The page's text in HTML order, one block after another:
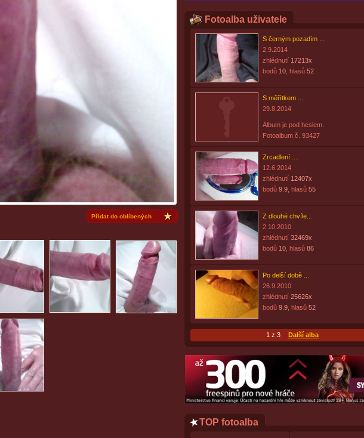
Přidat do oblíbených
Fotoalba uživatele
S černým pozadím ...
2.9.2014
zhlédnutí 17213x
bodů 10, hlasů 52
S měřítkem ...
29.8.2014
Album je pod heslem.
Fotoalbum č. 93427
Zrcadlení ....
12.6.2014
zhlédnutí 12407x
bodů 9.9, hlasů 55
Z dlouhé chvíle...
2.10.2010
zhlédnutí 32469x
bodů 10, hlasů 86
Po delší době ...
26.9.2010
zhlédnutí 25626x
bodů 9.9, hlasů 52
1 z 3 Další alba
TOP fotoalba